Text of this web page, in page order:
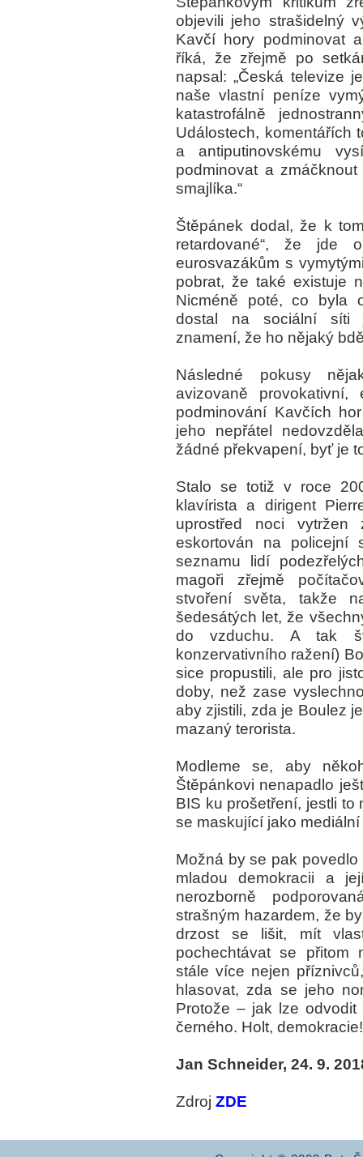
objevili jeho strašidelný
Kavčí hory podminovat
říká, že zřejmě po
napsal: „Česká televize
naše vlastní peníze
katastrofálně
Událostech, komentářích
a antiputinovskému
podminovat a
smajlíka.“
Štěpánek dodal, že k
retardované“, že jde
eurosvazákům s
pobrat, že také existuje
Nicméně poté, co byla
dostal na sociální síti
znamení, že ho nějaký
Následné pokusy
avizovaně
podminování Kavčích
jeho nepřátel
žádné překvapení, byť je
Stalo se totiž v roce
klavírista a dirigent
uprostřed noci
eskortován na
seznamu lidí
magoři zřejmě
stvoření světa, takže
šedesátých let, že
do vzduchu. A tak
konzervativního ražení)
sice propustili, ale pro
doby, než zase
aby zjistili, zda je Boulez
mazaný terorista.
Modleme se, aby
Štěpánkovi nenapadlo
BIS ku prošetření, jestli to
se maskující jako mediální
Možná by se pak
mladou demokracii a
nerozborně
strašným hazardem, že
drzost se lišit, mít
pochechtávat se přitom
stále více nejen
hlasovat, zda se jeho
Protože – jak lze
černého. Holt, demokracie!
Jan Schneider, 24. 9.
Zdroj ZDE